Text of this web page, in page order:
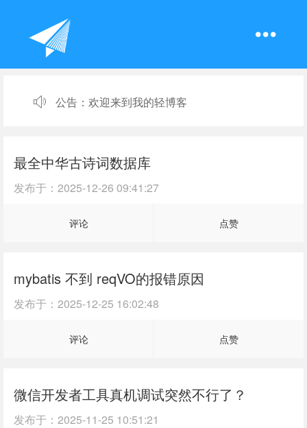
公告： 欢迎来到我的轻博客
最全中华古诗词数据库
发布于： 2025-12-26 09:41:27
评论 点赞
mybatis 不到 reqVO的报错原因
发布于： 2025-12-25 16:02:48
评论 点赞
微信开发者工具真机调试突然不行了？
发布于： 2025-11-25 10:51:21